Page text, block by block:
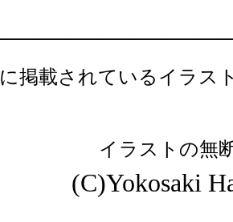
掲載されているイラス
イラストの無
(C)Yokosaki